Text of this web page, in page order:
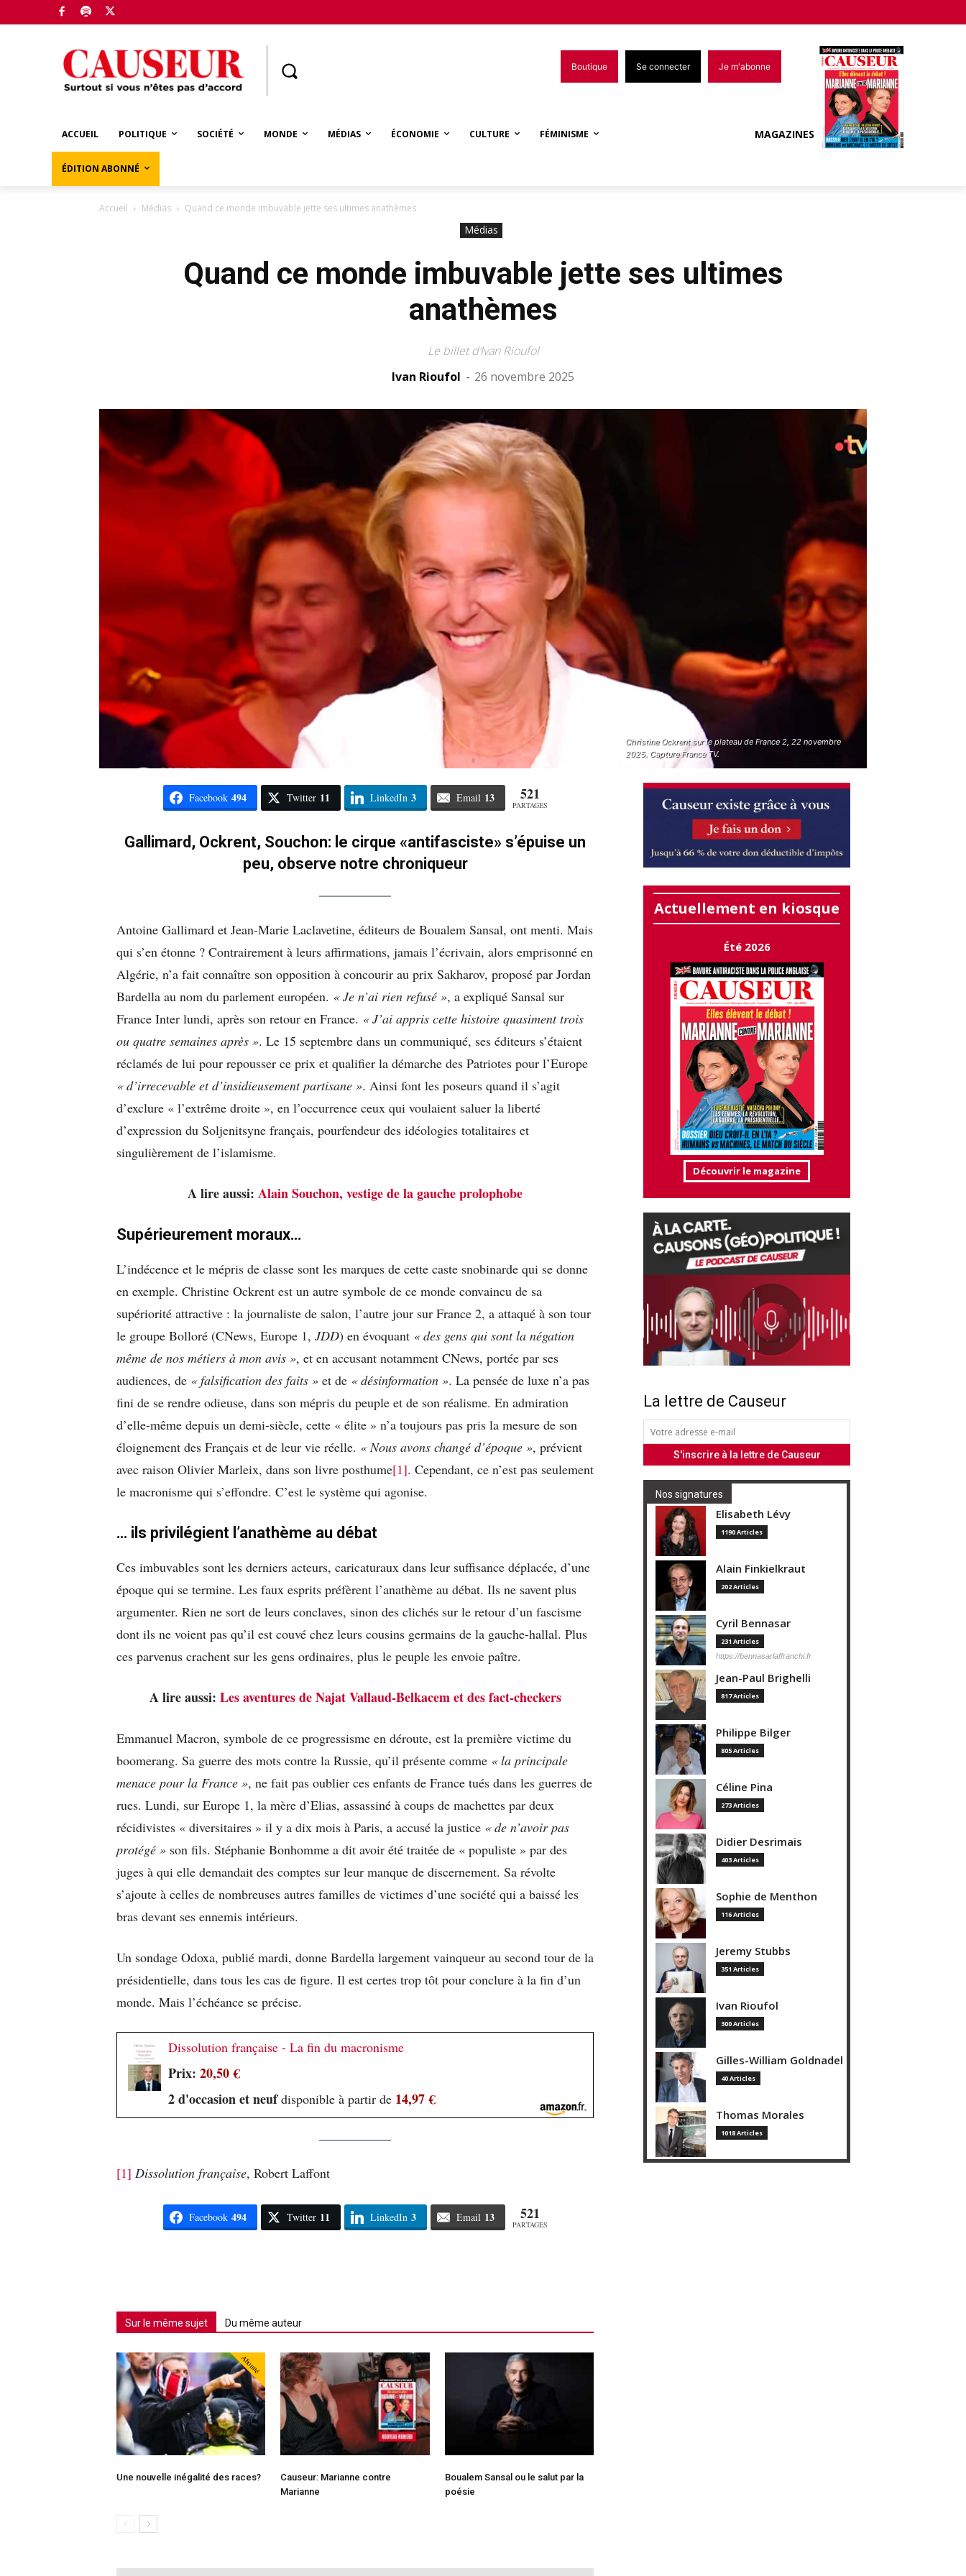
Boutique Se connecter Je m'abonne
ACCUEIL POLITIQUE SOCIÉTÉ MONDE MÉDIAS ÉCONOMIE CULTURE FÉMINISME
ÉDITION ABONNÉ
MAGAZINES
Accueil Médias Quand ce monde imbuvable jette ses ultimes anathèmes
Médias
Quand ce monde imbuvable jette ses ultimes
anathèmes
Le billet d’Ivan Rioufol
Ivan Rioufol - 26 novembre 2025
Christine Ockrent sur le plateau de France 2, 22 novembre
2025. Capture France TV.
Facebook 494 Twitter 11 LinkedIn 3 Email 13 521
PARTAGES
Gallimard, Ockrent, Souchon: le cirque «antifasciste» s’épuise un
peu, observe notre chroniqueur
Antoine Gallimard et Jean-Marie Laclavetine, éditeurs de Boualem Sansal, ont menti. Mais
qui s’en étonne ? Contrairement à leurs affirmations, jamais l’écrivain, alors emprisonné en
Algérie, n’a fait connaître son opposition à concourir au prix Sakharov, proposé par Jordan
Bardella au nom du parlement européen. « Je n’ai rien refusé », a expliqué Sansal sur
France Inter lundi, après son retour en France. « J’ai appris cette histoire quasiment trois
ou quatre semaines après ». Le 15 septembre dans un communiqué, ses éditeurs s’étaient
réclamés de lui pour repousser ce prix et qualifier la démarche des Patriotes pour l’Europe
« d’irrecevable et d’insidieusement partisane ». Ainsi font les poseurs quand il s’agit
d’exclure « l’extrême droite », en l’occurrence ceux qui voulaient saluer la liberté
d’expression du Soljenitsyne français, pourfendeur des idéologies totalitaires et
singulièrement de l’islamisme.
A lire aussi: Alain Souchon, vestige de la gauche prolophobe
Supérieurement moraux…
L’indécence et le mépris de classe sont les marques de cette caste snobinarde qui se donne
en exemple. Christine Ockrent est un autre symbole de ce monde convaincu de sa
supériorité attractive : la journaliste de salon, l’autre jour sur France 2, a attaqué à son tour
le groupe Bolloré (CNews, Europe 1, JDD) en évoquant « des gens qui sont la négation
même de nos métiers à mon avis », et en accusant notamment CNews, portée par ses
audiences, de « falsification des faits » et de « désinformation ». La pensée de luxe n’a pas
fini de se rendre odieuse, dans son mépris du peuple et de son réalisme. En admiration
d’elle-même depuis un demi-siècle, cette « élite » n’a toujours pas pris la mesure de son
éloignement des Français et de leur vie réelle. « Nous avons changé d’époque », prévient
avec raison Olivier Marleix, dans son livre posthume[1]. Cependant, ce n’est pas seulement
le macronisme qui s’effondre. C’est le système qui agonise.
… ils privilégient l’anathème au débat
Ces imbuvables sont les derniers acteurs, caricaturaux dans leur suffisance déplacée, d’une
époque qui se termine. Les faux esprits préfèrent l’anathème au débat. Ils ne savent plus
argumenter. Rien ne sort de leurs conclaves, sinon des clichés sur le retour d’un fascisme
dont ils ne voient pas qu’il est couvé chez leurs cousins germains de la gauche-hallal. Plus
ces parvenus crachent sur les gens ordinaires, plus le peuple les envoie paître.
A lire aussi: Les aventures de Najat Vallaud-Belkacem et des fact-checkers
Emmanuel Macron, symbole de ce progressisme en déroute, est la première victime du
boomerang. Sa guerre des mots contre la Russie, qu’il présente comme « la principale
menace pour la France », ne fait pas oublier ces enfants de France tués dans les guerres de
rues. Lundi, sur Europe 1, la mère d’Elias, assassiné à coups de machettes par deux
récidivistes « diversitaires » il y a dix mois à Paris, a accusé la justice « de n’avoir pas
protégé » son fils. Stéphanie Bonhomme a dit avoir été traitée de « populiste » par des
juges à qui elle demandait des comptes sur leur manque de discernement. Sa révolte
s’ajoute à celles de nombreuses autres familles de victimes d’une société qui a baissé les
bras devant ses ennemis intérieurs.
Un sondage Odoxa, publié mardi, donne Bardella largement vainqueur au second tour de la
présidentielle, dans tous les cas de figure. Il est certes trop tôt pour conclure à la fin d’un
monde. Mais l’échéance se précise.
Dissolution française - La fin du macronisme
Prix: 20,50 €
2 d'occasion et neufdisponible à partir de 14,97 €
[1] Dissolution française, Robert Laffont
Facebook 494 Twitter 11 LinkedIn 3 Email 13 521
PARTAGES
Sur le même sujet Du même auteur
Abonné
Une nouvelle inégalité des races?
Causeur: Marianne contre
Marianne
Boualem Sansal ou le salut par la
poésie
Actuellement en kiosque
Été 2026
Découvrir le magazine
La lettre de Causeur
Nos signatures
Elisabeth Lévy
1190 Articles
Alain Finkielkraut
202 Articles
Cyril Bennasar
231 Articles
https://bennasarlaffranchi.fr
Jean-Paul Brighelli
817 Articles
Philippe Bilger
805 Articles
Céline Pina
273 Articles
Didier Desrimais
403 Articles
Sophie de Menthon
116 Articles
Jeremy Stubbs
351 Articles
Ivan Rioufol
300 Articles
Gilles-William Goldnadel
40 Articles
Thomas Morales
1018 Articles